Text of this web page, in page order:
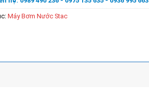
Máy Bơm Nước Stac